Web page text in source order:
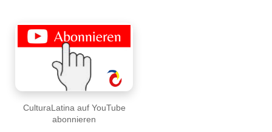
CulturaLatina auf YouTube
abonnieren